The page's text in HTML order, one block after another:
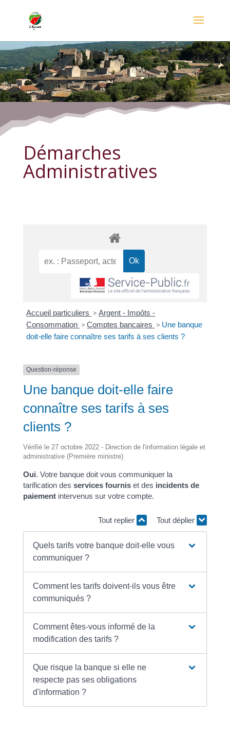
Démarches Administratives
Démarches
Administratives
Accueil particuliers > Argent - Impôts -
Consommation > Comptes bancaires > Une banque
doit-elle faire connaître ses tarifs à ses clients ?
Question-réponse
Une banque doit-elle faire
connaître ses tarifs à ses
clients ?
Vérifié le 27 octobre 2022 - Direction de l'information légale et
administrative (Première ministre)
Oui. Votre banque doit vous communiquer la
tarification des services fourniset des incidents de
paiementintervenus sur votre compte.
Tout replier Tout déplier
Quels tarifs votre banque doit-elle vous
communiquer ?
Comment les tarifs doivent-ils vous être
communiqués ?
Comment êtes-vous informé de la
modification des tarifs ?
Que risque la banque si elle ne
respecte pas ses obligations
d'information ?